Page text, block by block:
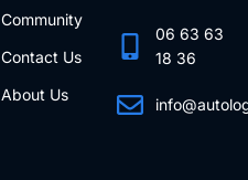
Community
Contact Us
About Us
06 63 63
18 36